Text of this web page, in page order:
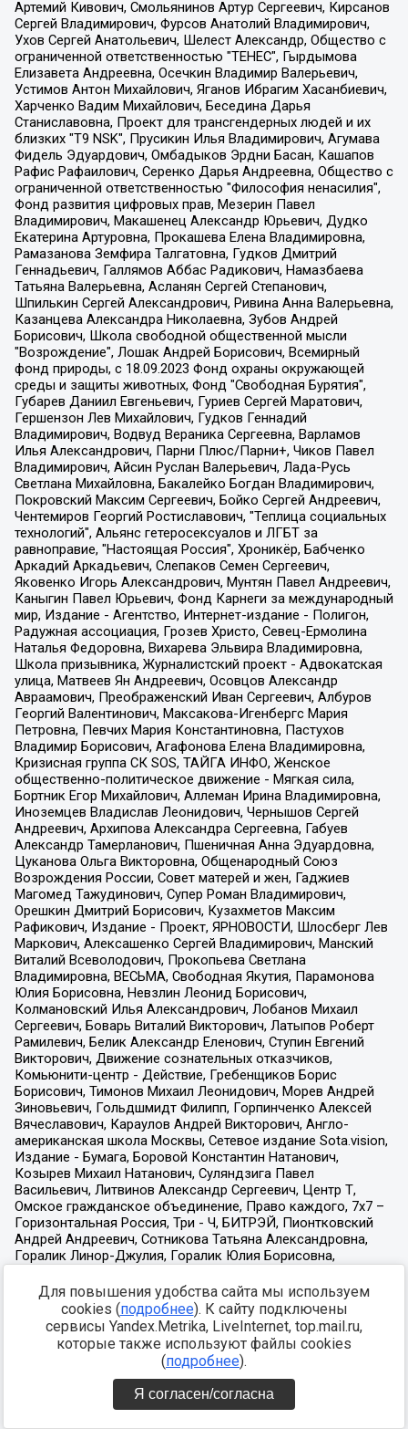
Для повышения удобства сайта мы используем
cookies (подробнее). К сайту подключены
сервисы Yandex.Metrika, LiveInternet, top.mail.ru,
которые также используют файлы cookies
(подробнее).
Я согласен/согласна